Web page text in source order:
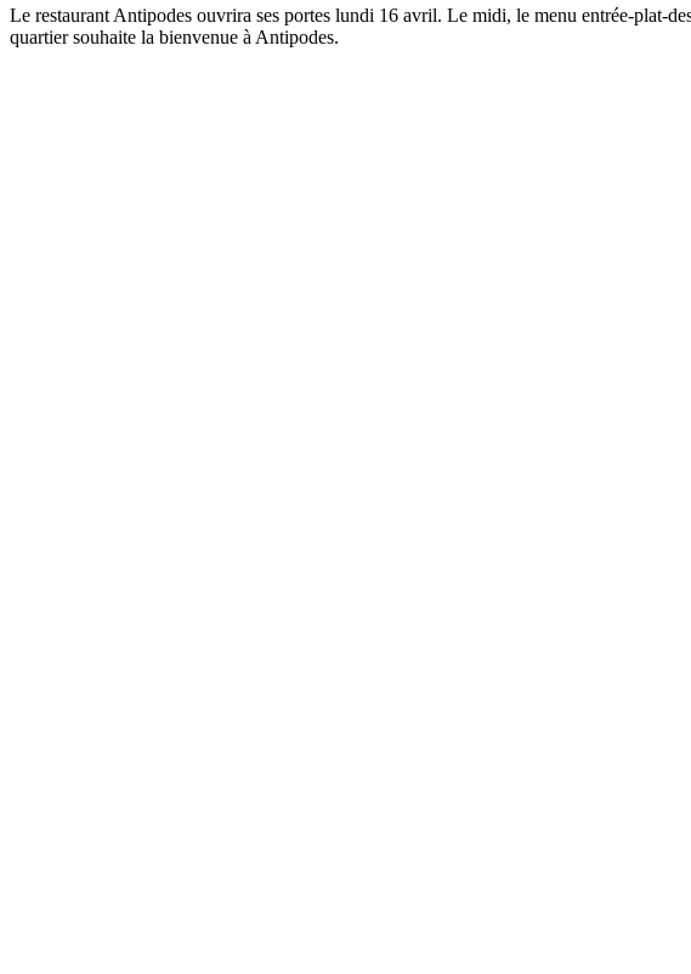
Le restaurant Antipodes ouvrira ses portes lundi 16 avril. Le midi, le menu entrée-plat-
quartier souhaite la bienvenue à Antipodes.